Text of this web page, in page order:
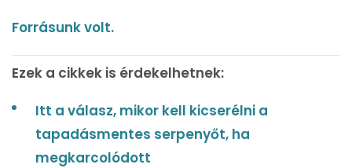
Forrásunk volt.
Ezek a cikkek is érdekelhetnek:
Itt a válasz, mikor kell kicserélni a
tapadásmentes serpenyőt, ha
megkarcolódott